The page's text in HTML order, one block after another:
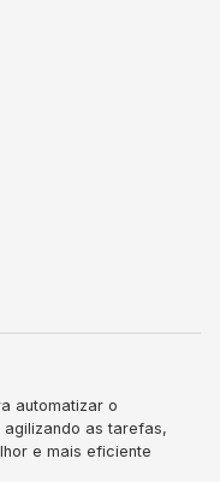
automatizar o
as tarefas,
e mais eficiente